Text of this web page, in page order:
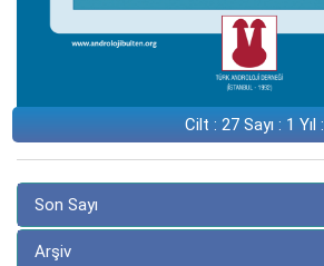
Cilt : 27 Sayı : 1 Yıl :
Son Sayı
Arşiv